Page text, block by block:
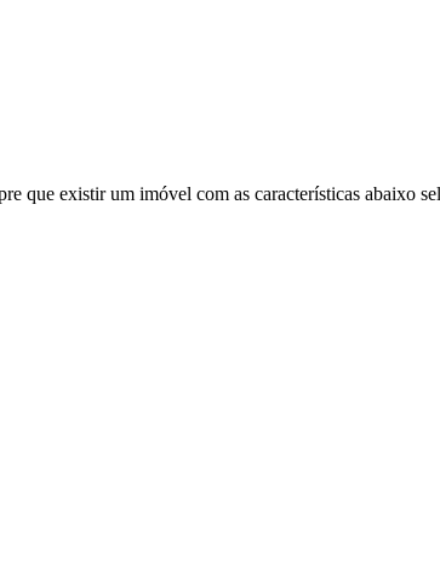
que existir um imóvel com as características abaixo